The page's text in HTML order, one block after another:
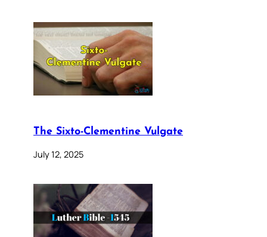
The Sixto-Clementine Vulgate
July 12, 2025